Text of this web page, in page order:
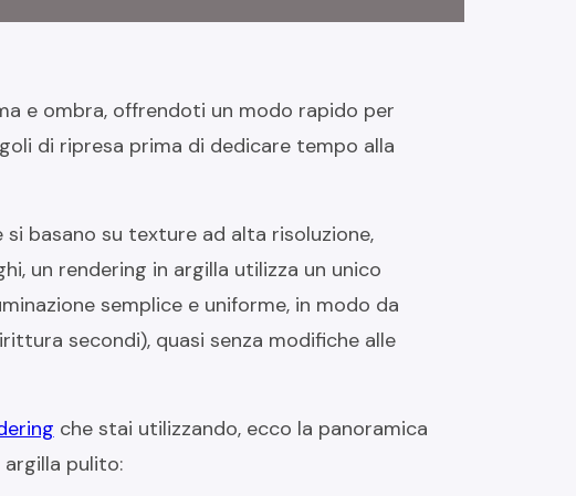
e ombra, offrendoti un modo rapido per
di ripresa prima di dedicare tempo alla
si basano su texture ad alta risoluzione,
un rendering in argilla utilizza un unico
semplice e uniforme, in modo da
secondi), quasi senza modifiche alle
che stai utilizzando, ecco la panoramica
pulito: